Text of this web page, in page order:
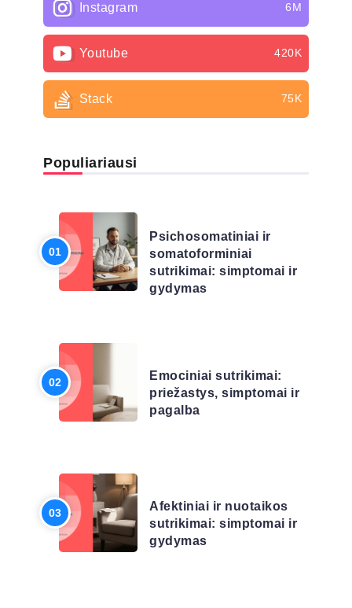
Instagram 6M
Youtube 420K
Stack 75K
Populiariausi
Psichosomatiniai ir
somatoforminiai
sutrikimai: simptomai ir
gydymas
Emociniai sutrikimai:
priežastys, simptomai ir
pagalba
Afektiniai ir nuotaikos
sutrikimai: simptomai ir
gydymas